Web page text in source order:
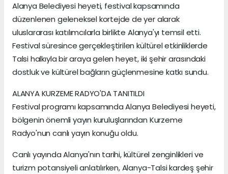
Alanya Belediyesi heyeti, festival kapsamında
düzenlenen geleneksel kortejde de yer alarak
uluslararası katılımcılarla birlikte Alanya'yı temsil etti.
Festival süresince gerçekleştirilen kültürel etkinliklerde
Talsi halkıyla bir araya gelen heyet, iki şehir arasındaki
dostluk ve kültürel bağların güçlenmesine katkı sundu.
ALANYA KURZEME RADYO'DA TANITILDI
Festival programı kapsamında Alanya Belediyesi heyeti,
bölgenin önemli yayın kuruluşlarından Kurzeme
Radyo'nun canlı yayın konuğu oldu.
Canlı yayında Alanya'nın tarihi, kültürel zenginlikleri ve
turizm potansiyeli anlatılırken, Alanya-Talsi kardeş şehir